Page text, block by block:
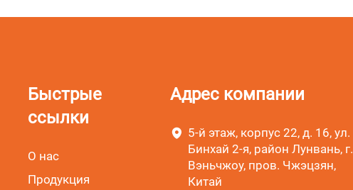
Быстрые
ссылки
О нас
Продукция
Адрес компании
5-й этаж, корпус 22, д. 16, ул.
Бинхай 2-я, район Лунвань, г.
Вэньчжоу, пров. Чжэцзян,
Китай